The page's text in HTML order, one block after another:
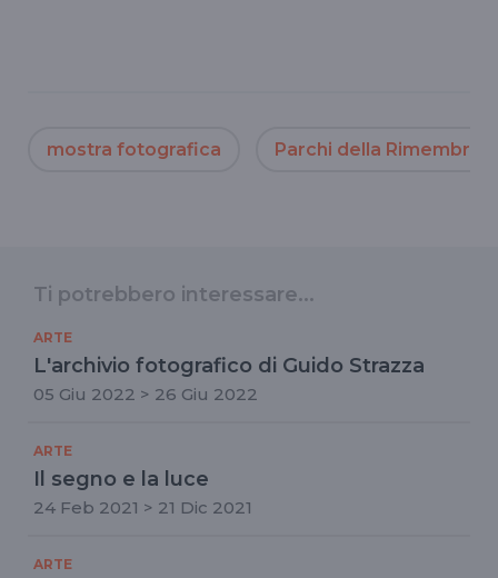
mostra fotografica Parchi della
Ti potrebbero interessare...
ARTE
L'archivio fotografico di Guido Strazza
05 Giu 2022 > 26 Giu 2022
ARTE
Il segno e la luce
24 Feb 2021 > 21 Dic 2021
ARTE